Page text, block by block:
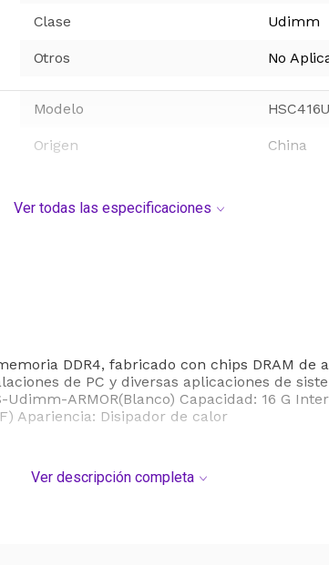
Clase Udimm
Otros No
Modelo
Origen China
Ver todas las especificaciones
DDR4, fabricado con chips DRAM de
de PC y diversas aplicaciones de
ARMOR(Blanco) Capacidad: 16 G
Apariencia: Disipador de calor
Ver descripción completa